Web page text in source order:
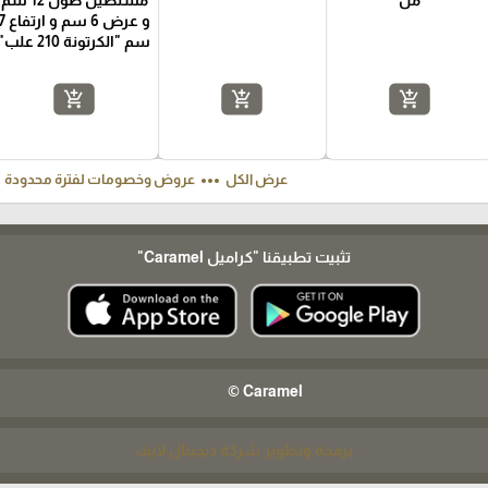
add_shopping_cart
add_shopping_cart
و عرض 6
سم "الكرتونة 210 علب"
add_shopping_cart
عرض الكل more_horiz عروض وخصومات لفترة محدودة
تثبيت تطبيقنا "كراميل Caramel"
Caramel ©
برمجة وتطوير شركة ديجيتال لايف